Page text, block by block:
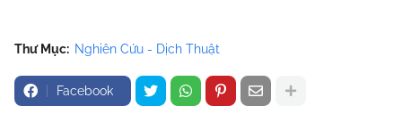
Thư Mục: Nghiên Cứu - Dịch Thuật
Facebook